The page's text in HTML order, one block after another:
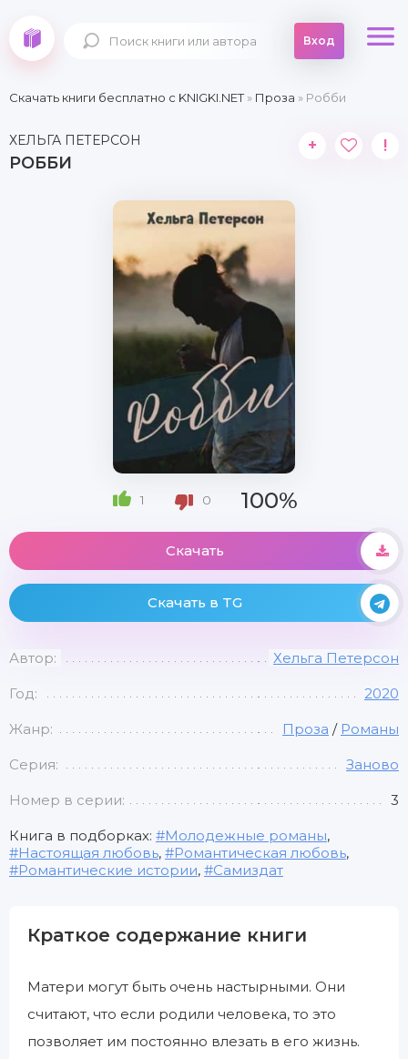
Вход
Скачать книги бесплатно c KNIGKI.NET» Проза » Робби
ХЕЛЬГА ПЕТЕРСОН
РОББИ
+ !
1 0 100%
Скачать
Скачать в TG
Автор: Хельга Петерсон
Год: 2020
Жанр: Проза / Романы
Серия: Заново
Номер в серии: 3
Книга в подборках: Молодежные романы,
Настоящая любовь, Романтическая любовь,
Романтические истории, Самиздат
Краткое содержание книги
Матери могут быть очень настырными. Они
считают, что если родили человека, то это
позволяет им постоянно влезать в его жизнь.